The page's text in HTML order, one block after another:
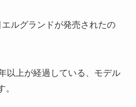
ルグランドが発売されたの
以上が経過している、モデル